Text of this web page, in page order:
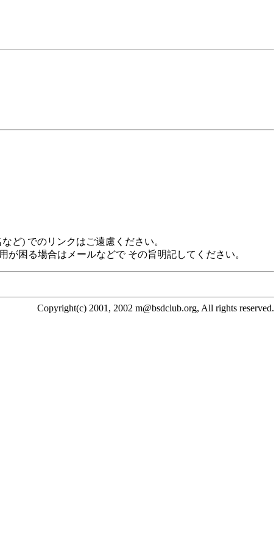
ど) でのリンクはご遠慮ください。
困る場合はメールなどで その旨明記してください。
Copyright(c) 2001, 2002 m@bsdclub.org, All rights reserved.